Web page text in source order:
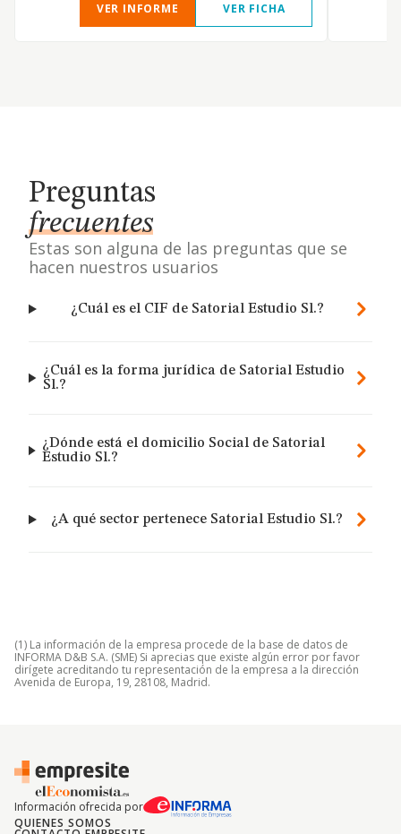
VER INFORME
VER FICHA
Preguntas
frecuentes
Estas son alguna de las preguntas que se
hacen nuestros usuarios
¿Cuál es el CIF de Satorial Estudio Sl.?
¿Cuál es la forma jurídica de Satorial Estudio
Sl.?
¿Dónde está el domicilio Social de Satorial
Estudio Sl.?
¿A qué sector pertenece Satorial Estudio Sl.?
(1) La información de la empresa procede de la base de datos de
INFORMA D&B S.A. (SME) Si aprecias que existe algún error por favor
dirígete acreditando tu representación de la empresa a la dirección
Avenida de Europa, 19, 28108, Madrid.
Información ofrecida por
QUIENES SOMOS